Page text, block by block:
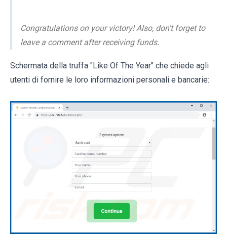
Congratulations on your victory! Also, don't forget to
leave a comment after receiving funds.
Schermata della truffa "Like Of The Year" che chiede agli
utenti di fornire le loro informazioni personali e bancarie: